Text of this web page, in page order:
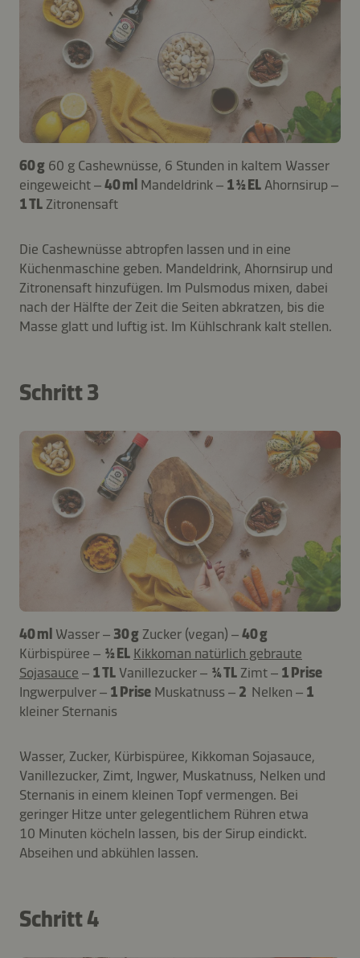
60 g 60 g Cashewnüsse, 6 Stunden in kaltem Wasser
eingeweicht –40 ml Mandeldrink – 1 ½ EL Ahornsirup –
1 TL Zitronensaft
Die Cashewnüsse abtropfen lassen und in eine
Küchenmaschine geben. Mandeldrink, Ahornsirup und
Zitronensaft hinzufügen. Im Pulsmodus mixen, dabei
nach der Hälfte der Zeit die Seiten abkratzen, bis die
Masse glatt und luftig ist. Im Kühlschrank kalt stellen.
Schritt 3
40 ml Wasser – 30 g Zucker (vegan) –40 g
Kürbispüree – ½ EL Kikkoman natürlich gebraute
Sojasauce – 1 TL Vanillezucker – ¼ TL Zimt – 1 Prise
Ingwerpulver – 1 Prise Muskatnuss – 2 Nelken – 1
kleiner Sternanis
Wasser, Zucker, Kürbispüree, Kikkoman Sojasauce,
Vanillezucker, Zimt, Ingwer, Muskatnuss, Nelken und
Sternanis in einem kleinen Topf vermengen. Bei
geringer Hitze unter gelegentlichem Rühren etwa
10 Minuten köcheln lassen, bis der Sirup eindickt.
Abseihen und abkühlen lassen.
Schritt 4